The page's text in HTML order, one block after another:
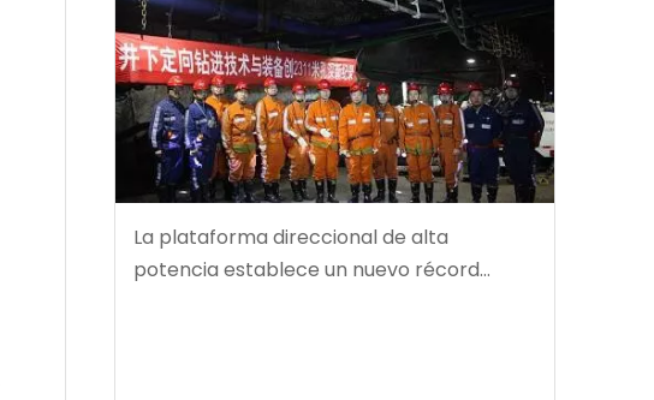
La plataforma direccional de alta
potencia establece un nuevo récord